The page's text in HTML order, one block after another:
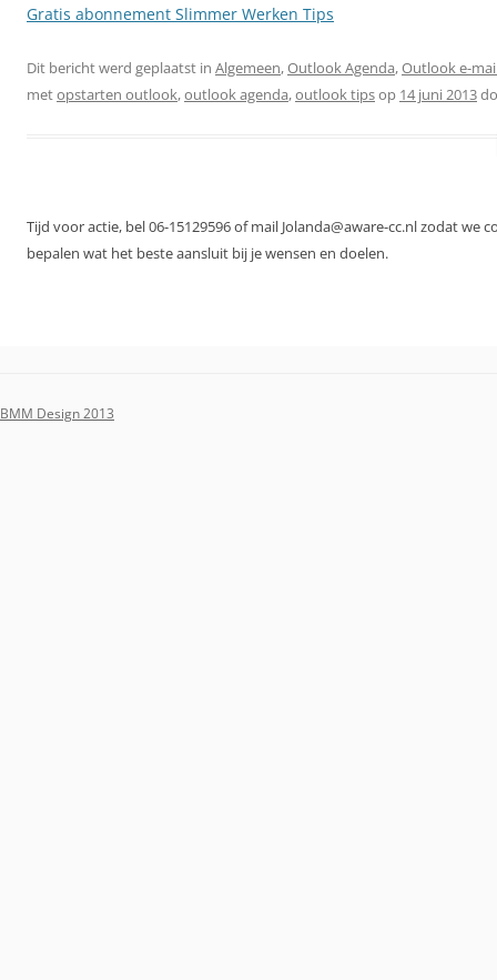
Gratis abonnement Slimmer Werken Tips
Dit bericht werd geplaatst in Algemeen,Outlook Agenda,Outlook e-
metopstarten outlook,outlook agenda,outlook tipsop 14 juni 2013
Tijd voor actie, bel 06-15129596 of mail Jolanda@aware-cc.nl zodat we
bepalen wat het beste aansluit bij je wensen en doelen.
BMM Design 2013